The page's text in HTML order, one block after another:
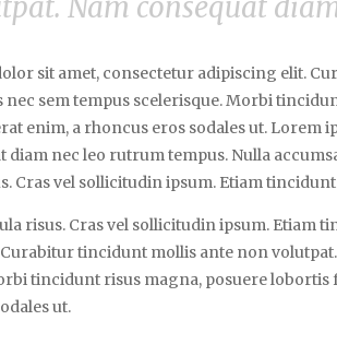
sit amet, consectetur adipiscing elit.
nec sem tempus scelerisque. Morbi
enim, a rhoncus eros sodales ut.
diam nec leo rutrum tempus. Nulla
Cras vel sollicitudin ipsum. Etiam
risus. Cras vel sollicitudin ipsum. Etiam
tincidunt mollis ante non
tincidunt risus magna, posuere lobortis
ut.